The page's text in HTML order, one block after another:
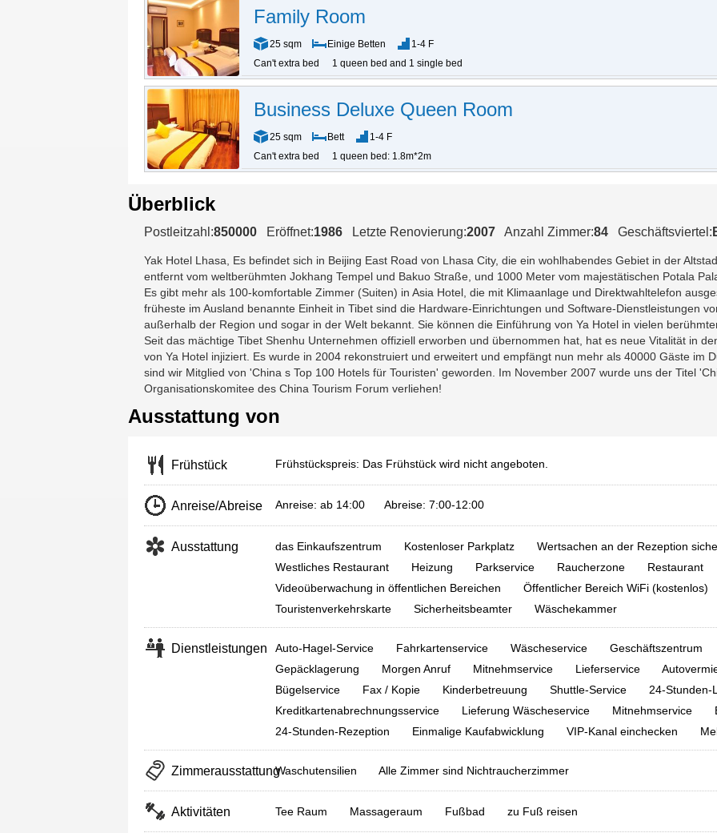
Family Room
25 sqm Einige Betten
1-4 F
Can't extra bed
1 queen bed and 1 single bed
Business Deluxe Queen Room
25 sqm Bett
1-4 F
Can't extra bed
1 queen bed: 1.8m*2m
Überblick
Postleitzahl:850000 Eröffnet:1986 Letzte Renovierung:2007 Anzahl Zimmer:84 Geschäftsviertel:
Yak Hotel Lhasa , Es befindet sich in Beijing East Road von Lhasa City, die ein wohlhabendes Gebiet in der
entfernt vom weltberühmten Jokhang Tempel und Bakuo Straße, und 1000 Meter vom majestätischen Potala
Es gibt mehr als 100-komfortable Zimmer (Suiten) in Asia Hotel, die mit Klimaanlage und Direktwahltelefon
früheste im Ausland benannte Einheit in Tibet sind die Hardware-Einrichtungen und Software-Dienstleistungen
außerhalb der Region und sogar in der Welt bekannt. Sie können die Einführung von Ya Hotel in vielen
Seit das mächtige Tibet Shenhu Unternehmen offiziell erworben und übernommen hat, hat es neue Vitalität in
von Ya Hotel injiziert. Es wurde in 2004 rekonstruiert und erweitert und empfängt nun mehr als 40000 Gäste im
sind wir Mitglied von 'China s Top 100 Hotels für Touristen' geworden. Im November 2007 wurde uns der Titel
Organisationskomitee des China Tourism Forum verliehen!
Ausstattung von
Frühstück Frühstückspreis: Das Frühstück wird nicht angeboten.
Anreise/Abreise Anreise: ab 14:00 Abreise: 7:00-12:00
Ausstattung das Einkaufszentrum Kostenloser Parkplatz Wertsachen an der Rezeption
Westliches Restaurant
Heizung Parkservice Raucherzone Restaurant
Videoüberwachung in öffentlichen Bereichen
Öffentlicher Bereich WiFi (kostenlos)
Touristenverkehrskarte
Sicherheitsbeamter Wäschekammer
Dienstleistungen Auto-Hagel-Service Fahrkartenservice Wäscheservice Geschäftszentrum
Gepäcklagerung
Morgen Anruf Mitnehmservice Lieferservice
Bügelservice
Fax / Kopie Kinderbetreuung Shuttle-Service
24-Stunden-
Kreditkartenabrechnungsservice
Lieferung Wäscheservice Mitnehmservice
24-Stunden-Rezeption
Einmalige Kaufabwicklung VIP-Kanal einchecken
ZimmerausstattungWaschutensilien Alle Zimmer sind Nichtraucherzimmer
Aktivitäten Tee Raum Massageraum Fußbad zu Fuß reisen